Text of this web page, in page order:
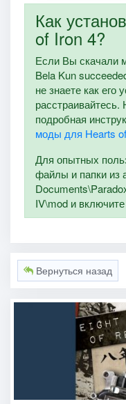
Как
of Iron 4?
Если Вы скачали
Bela Kun
не знаете как его
подробная
моды для Hearts
Для опытных
файлы и папки из
IV\mod и
Вернуться назад